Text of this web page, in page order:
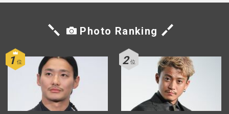
Photo Ranking